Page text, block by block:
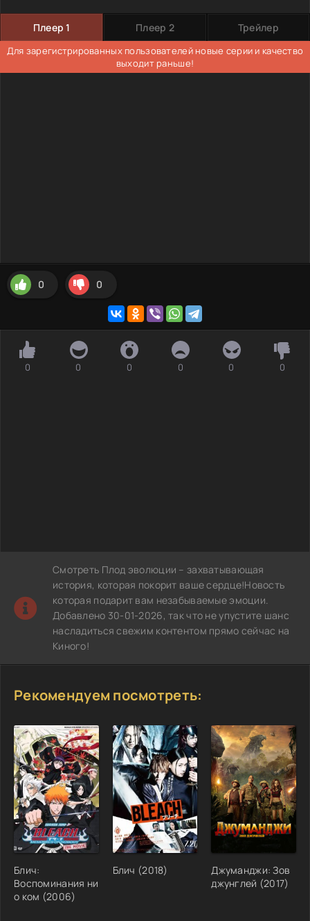
Плеер 1 Плеер 2 Трейлер
Для зарегистрированных пользователей новые серии и качество
выходит раньше!
0 0
0 0 0 0 0 0
Смотреть Плод эволюции – захватывающая
история, которая покорит ваше сердце!Новость
которая подарит вам незабываемые эмоции.
Добавлено 30-01-2026, так что не упустите шанс
насладиться свежим контентом прямо сейчас на
Киного!
Рекомендуем посмотреть:
Блич:
Воспоминания ни
о ком (2006)
Блич (2018)
Джуманджи: Зов
джунглей (2017)